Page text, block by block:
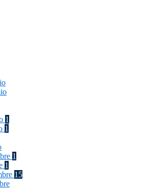
1
1
1
1
15